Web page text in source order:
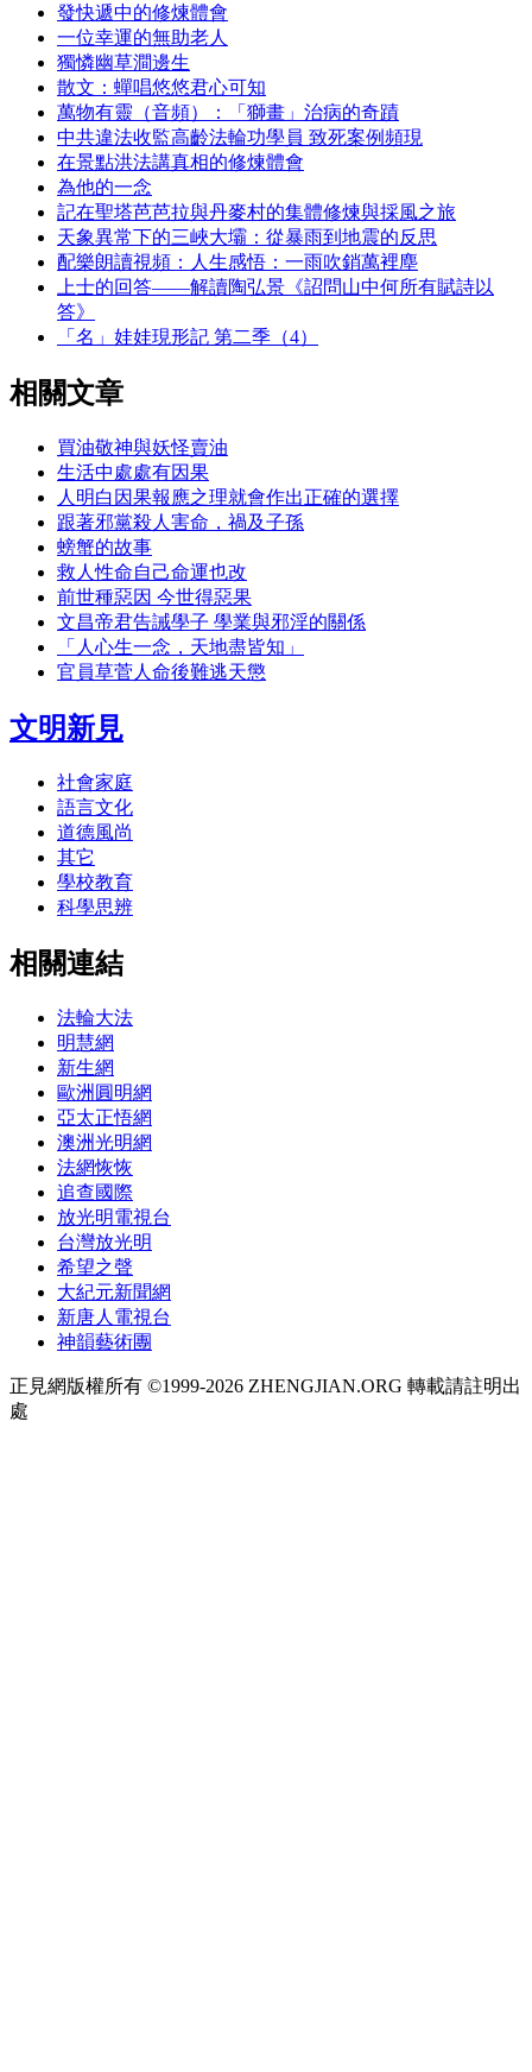
發快遞中的修煉體會
一位幸運的無助老人
獨憐幽草澗邊生
散文：蟬唱悠悠君心可知
萬物有靈（音頻）：「獅畫」治病的奇蹟
中共違法收監高齡法輪功學員 致死案例頻現
在景點洪法講真相的修煉體會
為他的一念
記在聖塔芭芭拉與丹麥村的集體修煉與採風之旅
天象異常下的三峽大壩：從暴雨到地震的反思
配樂朗讀視頻：人生感悟：一雨吹銷萬裡塵
上士的回答——解讀陶弘景《詔問山中何所有賦詩以
答》
「名」娃娃現形記 第二季（4）
相關文章
買油敬神與妖怪賣油
生活中處處有因果
人明白因果報應之理就會作出正確的選擇
跟著邪黨殺人害命，禍及子孫
螃蟹的故事
救人性命自己命運也改
前世種惡因 今世得惡果
文昌帝君告誡學子 學業與邪淫的關係
「人心生一念，天地盡皆知」
官員草菅人命後難逃天懲
文明新見
社會家庭
語言文化
道德風尚
其它
學校教育
科學思辨
相關連結
法輪大法
明慧網
新生網
歐洲圓明網
亞太正悟網
澳洲光明網
法網恢恢
追查國際
放光明電視台
台灣放光明
希望之聲
大紀元新聞網
新唐人電視台
神韻藝術團
正見網版權所有 ©1999-2026 ZHENGJIAN.ORG 轉載請註明出
處